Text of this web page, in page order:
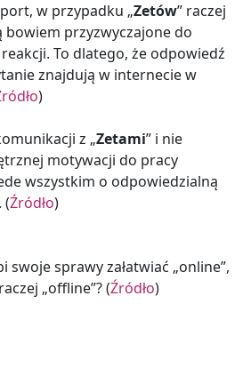
w przypadku „Zetów” raczej
bowiem przyzwyczajone do
To dlatego, że odpowiedź
znajdują w internecie w
)
z „Zetami” i nie
motywacji do pracy
wszystkim o odpowiedzialną
(Źródło)
swoje sprawy załatwiać „online”,
„offline”? (Źródło)